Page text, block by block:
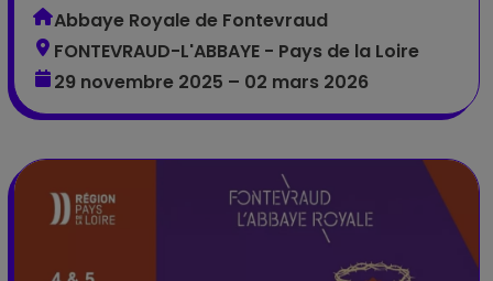
Abbaye Royale de Fontevraud
FONTEVRAUD-L'ABBAYE - Pays de la Loire
29 novembre 2025 – 02 mars 2026